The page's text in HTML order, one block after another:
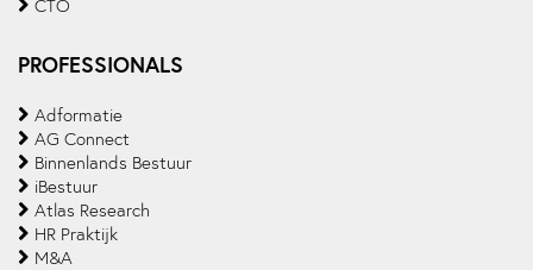
CTO
PROFESSIONALS
Adformatie
AG Connect
Binnenlands Bestuur
iBestuur
Atlas Research
HR Praktijk
M&A